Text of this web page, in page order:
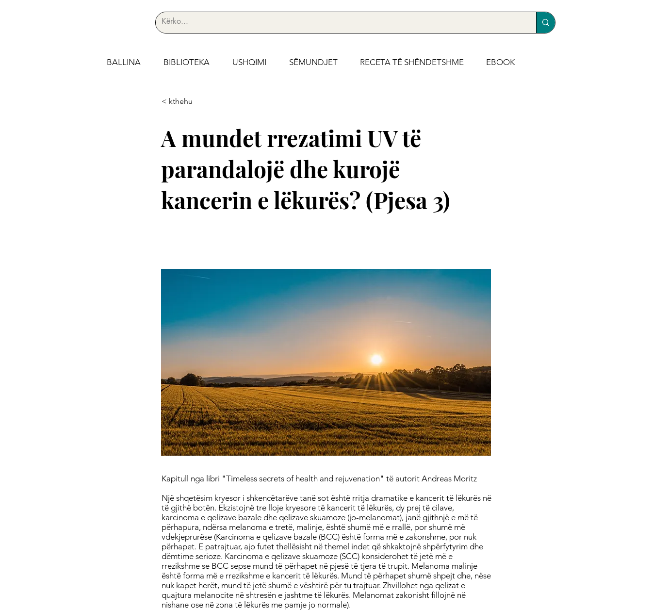
BALLINA BIBLIOTEKA USHQIMI SËMUNDJET RECETA TË SHËNDETSHME EBOOK
< kthehu
A mundet rrezatimi UV të
parandalojë dhe kurojë
kancerin e lëkurës? (Pjesa 3)
Kapitull nga libri "Timeless secrets of health and rejuvenation" të autorit Andreas Moritz
Një shqetësim kryesor i shkencëtarëve tanë sot është rritja dramatike e kancerit të lëkurës në
të gjithë botën. Ekzistojnë tre lloje kryesore të kancerit të lëkurës, dy prej të cilave,
karcinoma e qelizave bazale dhe qelizave skuamoze (jo-melanomat), janë gjithnjë e më të
përhapura, ndërsa melanoma e tretë, malinje, është shumë më e rrallë, por shumë më
vdekjeprurëse (Karcinoma e qelizave bazale (BCC) është forma më e zakonshme, por nuk
përhapet. E patrajtuar, ajo futet thellësisht në themel indet që shkaktojnë shpërfytyrim dhe
dëmtime serioze. Karcinoma e qelizave skuamoze (SCC) konsiderohet të jetë më e
rrezikshme se BCC sepse mund të përhapet në pjesë të tjera të trupit. Melanoma malinje
është forma më e rrezikshme e kancerit të lëkurës. Mund të përhapet shumë shpejt dhe, nëse
nuk kapet herët, mund të jetë shumë e vështirë për tu trajtuar. Zhvillohet nga qelizat e
quajtura melanocite në shtresën e jashtme të lëkurës. Melanomat zakonisht fillojnë në
nishane ose në zona të lëkurës me pamje jo normale).